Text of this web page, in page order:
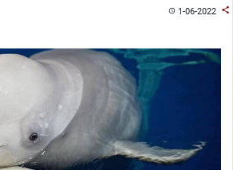
1-06-2022 